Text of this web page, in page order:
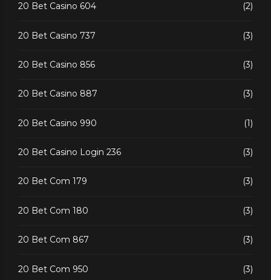
20 Bet Casino 604 (2)
20 Bet Casino 737 (3)
20 Bet Casino 856 (3)
20 Bet Casino 887 (3)
20 Bet Casino 990 (1)
20 Bet Casino Login 236 (3)
20 Bet Com 179 (3)
20 Bet Com 180 (3)
20 Bet Com 867 (3)
20 Bet Com 950 (3)